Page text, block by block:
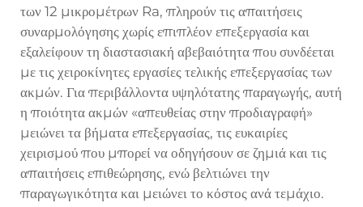
των 12 μικρομέτρων Ra, πληρούν τις απαιτήσεις
συναρμολόγησης χωρίς επιπλέον επεξεργασία και
εξαλείφουν τη διαστασιακή αβεβαιότητα που συνδέεται
με τις χειροκίνητες εργασίες τελικής επεξεργασίας των
ακμών. Για περιβάλλοντα υψηλότατης παραγωγής, αυτή
η ποιότητα ακμών «απευθείας στην προδιαγραφή»
μειώνει τα βήματα επεξεργασίας, τις ευκαιρίες
χειρισμού που μπορεί να οδηγήσουν σε ζημιά και τις
απαιτήσεις επιθεώρησης, ενώ βελτιώνει την
παραγωγικότητα και μειώνει το κόστος ανά τεμάχιο.